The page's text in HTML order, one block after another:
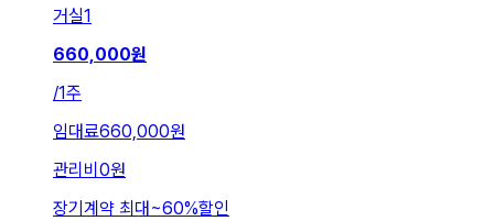
거실1
660,000원
/1주
임대료660,000원
관리비 0원
장기계약 최대 ~60%할인